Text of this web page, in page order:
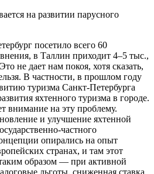
на развитии парусного
посетило всего 60
в Таллин приходит 4–5 тыс.,
не дает нам покоя, хотя сказать,
В частности, в прошлом году
туризма Санкт-Петербурга
яхтенного туризма в городе.
внимание на эту проблему.
и улучшение яхтенной
частного
опирались на опыт
странах, и там этот
образом — при активной
льготы, сниженная ставка